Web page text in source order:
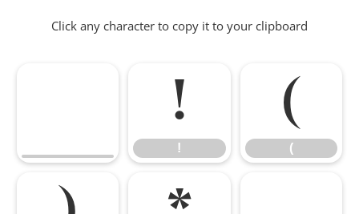
Click any character to copy it to your clipboard
!
!
(
(